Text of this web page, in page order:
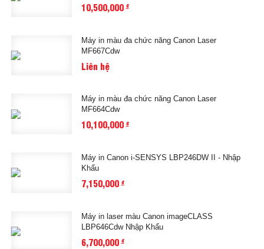
10,500,000đ
Máy in màu đa chức năng Canon Laser
MF667Cdw
Liên hệ
Máy in màu đa chức năng Canon Laser
MF664Cdw
10,100,000đ
Máy in Canon i-SENSYS LBP246DW II - Nhập
Khẩu
7,150,000đ
Máy in laser màu Canon imageCLASS
LBP646Cdw Nhập Khẩu
6,700,000đ